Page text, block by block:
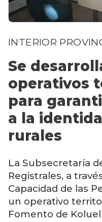
INTERIOR
Se
operativos
para
a la
rurales
La Subsecretaría
Registrales, a
Capacidad de las
un operativo
Fomento de